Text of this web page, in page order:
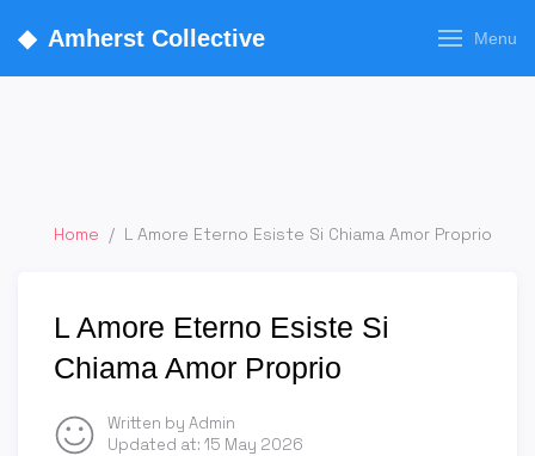
◆ Amherst Collective Menu
Home / L Amore Eterno Esiste Si Chiama Amor Proprio
L Amore Eterno Esiste Si
Chiama Amor Proprio
Written by Admin
Updated at: 15 May 2026